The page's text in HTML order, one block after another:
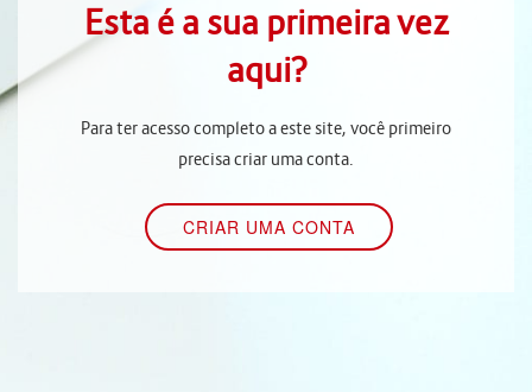
Esta é a sua primeira vez
aqui?
Para ter acesso completo a este site, você primeiro
precisa criar uma conta.